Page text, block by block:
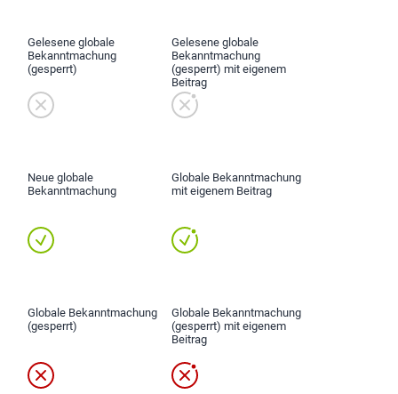
Gelesene globale
Bekanntmachung
(gesperrt)
Gelesene globale
Bekanntmachung
(gesperrt) mit eigenem
Beitrag
Neue globale
Bekanntmachung
Globale Bekanntmachung
mit eigenem Beitrag
Globale Bekanntmachung
(gesperrt)
Globale Bekanntmachung
(gesperrt) mit eigenem
Beitrag